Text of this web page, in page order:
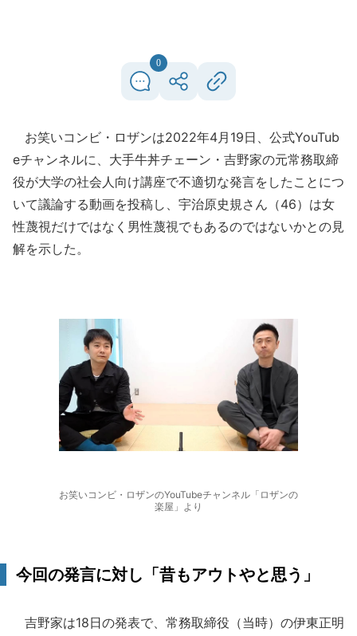
0
お笑いコンビ・ロザンは2022年4月19日、公式YouTub
eチャンネルに、大手牛丼チェーン・吉野家の元常務取締
役が大学の社会人向け講座で不適切な発言をしたことにつ
いて議論する動画を投稿し、宇治原史規さん（46）は女
性蔑視だけではなく男性蔑視でもあるのではないかとの見
解を示した。
お笑いコンビ・ロザンのYouTubeチャンネル「ロザンの
楽屋」より
今回の発言に対し「昔もアウトやと思う」
吉野家は18日の発表で、常務取締役（当時）の伊東正明